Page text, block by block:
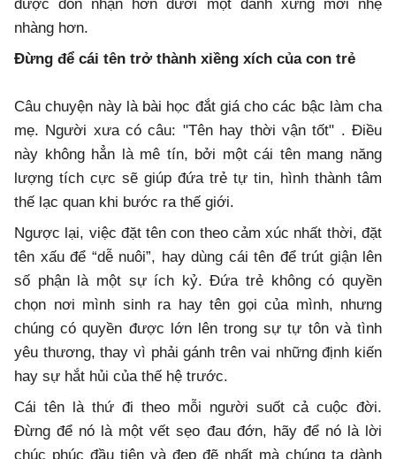
được đón nhận hơn dưới một danh xưng mới nhẹ
nhàng hơn.
Đừng để cái tên trở thành xiềng xích của con trẻ
Câu chuyện này là bài học đắt giá cho các bậc làm cha
mẹ. Người xưa có câu: "Tên hay thời vận tốt" . Điều
này không hẳn là mê tín, bởi một cái tên mang năng
lượng tích cực sẽ giúp đứa trẻ tự tin, hình thành tâm
thế lạc quan khi bước ra thế giới.
Ngược lại, việc đặt tên con theo cảm xúc nhất thời, đặt
tên xấu để “dễ nuôi”, hay dùng cái tên để trút giận lên
số phận là một sự ích kỷ. Đứa trẻ không có quyền
chọn nơi mình sinh ra hay tên gọi của mình, nhưng
chúng có quyền được lớn lên trong sự tự tôn và tình
yêu thương, thay vì phải gánh trên vai những định kiến
hay sự hắt hủi của thế hệ trước.
Cái tên là thứ đi theo mỗi người suốt cả cuộc đời.
Đừng để nó là một vết sẹo đau đớn, hãy để nó là lời
chúc phúc đầu tiên và đẹp đẽ nhất mà chúng ta dành